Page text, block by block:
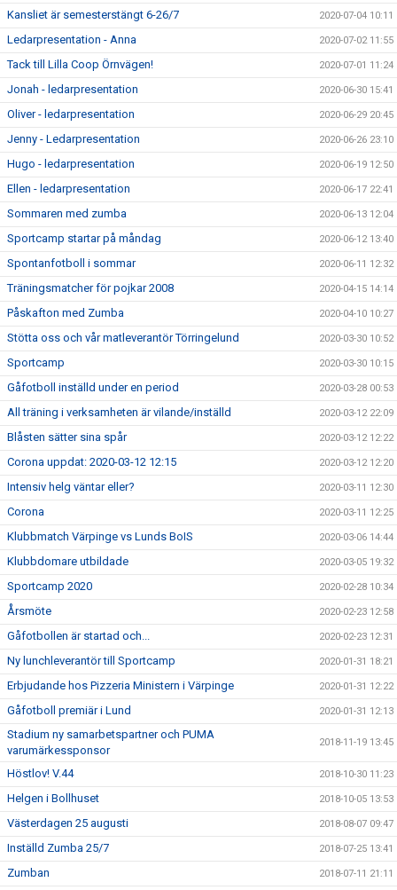
Kansliet är semesterstängt 6-26/7 2020-07-04 10:11
Ledarpresentation - Anna 2020-07-02 11:55
Tack till Lilla Coop Örnvägen! 2020-07-01 11:24
Jonah - ledarpresentation 2020-06-30 15:41
Oliver - ledarpresentation 2020-06-29 20:45
Jenny - Ledarpresentation 2020-06-26 23:10
Hugo - ledarpresentation 2020-06-19 12:50
Ellen - ledarpresentation 2020-06-17 22:41
Sommaren med zumba 2020-06-13 12:04
Sportcamp startar på måndag 2020-06-12 13:40
Spontanfotboll i sommar 2020-06-11 12:32
Träningsmatcher för pojkar 2008 2020-04-15 14:14
Påskafton med Zumba 2020-04-10 10:27
Stötta oss och vår matleverantör Törringelund 2020-03-30 10:52
Sportcamp 2020-03-30 10:15
Gåfotboll inställd under en period 2020-03-28 00:53
All träning i verksamheten är vilande/inställd 2020-03-12 22:09
Blåsten sätter sina spår 2020-03-12 12:22
Corona uppdat: 2020-03-12 12:15 2020-03-12 12:20
Intensiv helg väntar eller? 2020-03-11 12:30
Corona 2020-03-11 12:25
Klubbmatch Värpinge vs Lunds BoIS 2020-03-06 14:44
Klubbdomare utbildade 2020-03-05 19:32
Sportcamp 2020 2020-02-28 10:34
Årsmöte 2020-02-23 12:58
Gåfotbollen är startad och... 2020-02-23 12:31
Ny lunchleverantör till Sportcamp 2020-01-31 18:21
Erbjudande hos Pizzeria Ministern i Värpinge 2020-01-31 12:22
Gåfotboll premiär i Lund 2020-01-31 12:13
Stadium ny samarbetspartner och PUMA
varumärkessponsor
2018-11-19 13:45
Höstlov! V.44 2018-10-30 11:23
Helgen i Bollhuset 2018-10-05 13:53
Västerdagen 25 augusti 2018-08-07 09:47
Inställd Zumba 25/7 2018-07-25 13:41
Zumban 2018-07-11 21:11